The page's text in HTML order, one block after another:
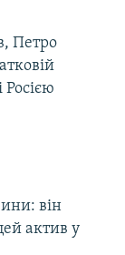
Петро
він
актив у